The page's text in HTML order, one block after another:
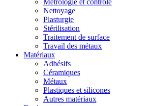
Nettoyage
Plasturgie
Stérilisation
Traitement de surface
Travail des métaux
Matériaux
Adhésifs
Céramiques
Métaux
Plastiques et silicones
Autres matériaux